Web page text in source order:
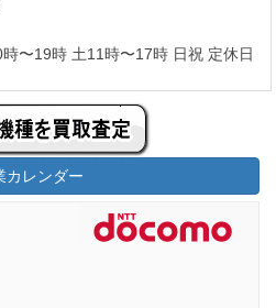
〜19時 土11時〜17時 日祝 定休日
カレンダー